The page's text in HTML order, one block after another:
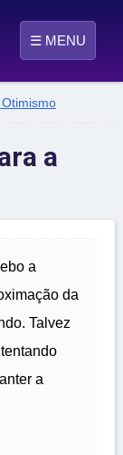
☰ MENU
a
a
da
Talvez
a